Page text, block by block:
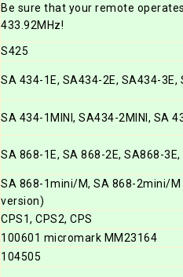
Be sure that your remote
433.92MHz!
S425
SA 434-1E, SA434-2E, SA434-3E,
SA 434-1MINI, SA434-2MINI, SA
SA 868-1E, SA 868-2E, SA868-
SA 868-1mini/M, SA 868-2mini/
version)
CPS1, CPS2, CPS
100601 micromark MM23164
104505